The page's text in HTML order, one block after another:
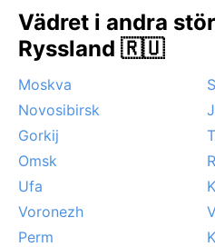
dimman som ibland lägger
och vår, och som påverkar
göra resandet besvärligt.
Izhevsk en stad av
från isande vintrar till milda
Vädret i andra
Ryssland 🇷🇺
Moskva
Novosibirsk
Gorkij
Omsk
Ufa
Voronezh
Perm